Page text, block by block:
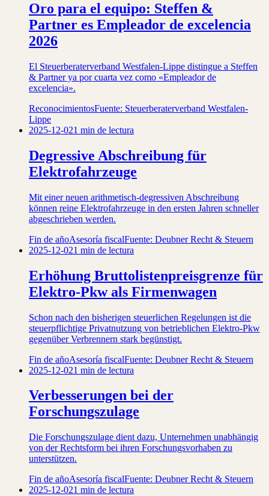
Oro para el equipo: Steffen &
Partner es Empleador de excelencia
2026
El Steuerberaterverband Westfalen-Lippe distingue a Steffen
& Partner ya por cuarta vez como «Empleador de
excelencia».
ReconocimientosFuente: Steuerberaterverband Westfalen-
Lippe
2025-12-021 min de lectura
Degressive Abschreibung für
Elektrofahrzeuge
Mit einer neuen arithmetisch-degressiven Abschreibung
können reine Elektrofahrzeuge in den ersten Jahren schneller
abgeschrieben werden.
Fin de añoAsesoría fiscalFuente: Deubner Recht & Steuern
2025-12-021 min de lectura
Erhöhung Bruttolistenpreisgrenze für
Elektro-Pkw als Firmenwagen
Schon nach den bisherigen steuerlichen Regelungen ist die
steuerpflichtige Privatnutzung von betrieblichen Elektro-Pkw
gegenüber Verbrennern stark begünstigt.
Fin de añoAsesoría fiscalFuente: Deubner Recht & Steuern
2025-12-021 min de lectura
Verbesserungen bei der
Forschungszulage
Die Forschungszulage dient dazu, Unternehmen unabhängig
von der Rechtsform bei ihren Forschungsvorhaben zu
unterstützen.
Fin de añoAsesoría fiscalFuente: Deubner Recht & Steuern
2025-12-021 min de lectura